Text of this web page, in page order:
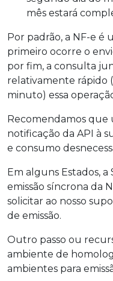
mês estará
Por padrão, a NF-e é
primeiro ocorre o
por fim, a consulta
relativamente rápido
minuto) essa
Recomendamos que
notificação da API à
e consumo
Em alguns Estados,
emissão síncrona da
solicitar ao nosso
de emissão.
Outro passo ou
ambiente de
ambientes para